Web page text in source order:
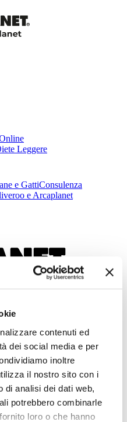
contenuti ed
dei social media e per
inoltre
il nostro sito con i
di analisi dei dati web,
potrebbero combinarle
loro o che hanno
Leggere
e GattiConsulenza
e Arcaplanet
caniAssicurazione animali
di pagamento
esposti
Promozioni online 30 anni
Monday